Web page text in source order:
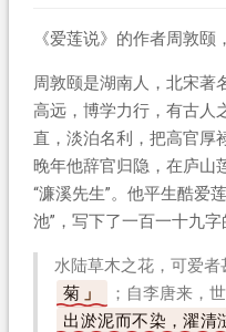
《爱莲说》的作者周敦颐
周敦颐是湖南人，北宋著
高远，博学力行，有古人
直，淡泊名利，把高官厚
晚年他辞官归隐，在庐山
“濂溪先生”。他平生酷爱
池”，写下了一百一十九
水陆草木之花，可爱者
菊
；自李唐来，
出淤泥而不染，濯清